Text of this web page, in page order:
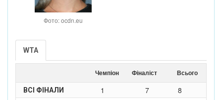
Фото: ocdn.eu
WTA
Чемпіон Фіналіст Всього
ВСІ ФІНАЛИ 1 7
8